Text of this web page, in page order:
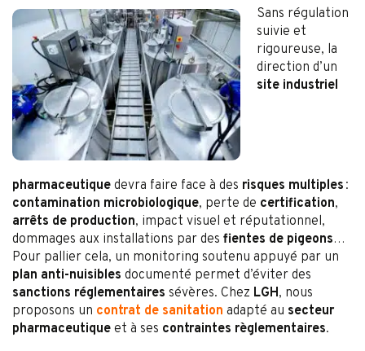
Sans régulation
suivie et
rigoureuse, la
direction d’un
site industriel
pharmaceutique devra faire face à des risques multiples :
contamination microbiologique, perte de certification,
arrêts de production, impact visuel et réputationnel,
dommages aux installations par des fientes de pigeons…
Pour pallier cela, un monitoring soutenu appuyé par un
plan anti-nuisibles documenté permet d’éviter des
sanctions réglementaires sévères. Chez LGH, nous
proposons un contrat de sanitation adapté au secteur
pharmaceutique et à ses contraintes règlementaires.